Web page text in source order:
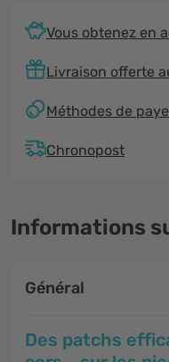
Vous obtenez en
Livraison offerte
Méthodes de
Chronopost
Informations
Général
Des patchs